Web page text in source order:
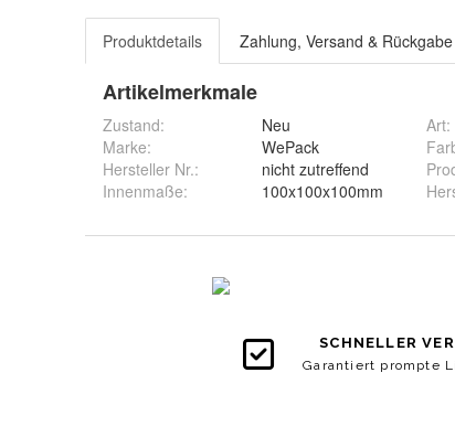
Produktdetails Zahlung, Versand & Rückgabe
Artikelmerkmale
Zustand:
Neu
Marke:
WePack
Hersteller Nr.:
nicht zutreffend
Innenmaße: 100x100x100mm
Art: